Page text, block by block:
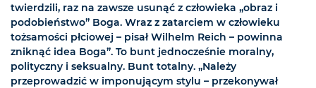
twierdzili, raz na zawsze usunąć z człowieka „obraz i
podobieństwo” Boga. Wraz z zatarciem w człowieku
tożsamości płciowej – pisał Wilhelm Reich – powinna
zniknąć idea Boga”. To bunt jednocześnie moralny,
polityczny i seksualny. Bunt totalny. „Należy
przeprowadzić w imponującym stylu – przekonywał